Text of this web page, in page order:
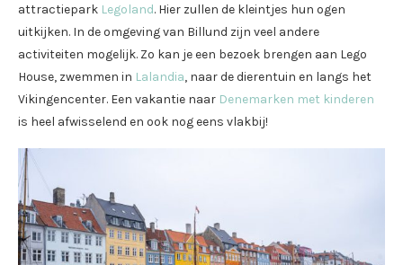
attractiepark Legoland. Hier zullen de kleintjes hun ogen
uitkijken. In de omgeving van Billund zijn veel andere
activiteiten mogelijk. Zo kan je een bezoek brengen aan Lego
House, zwemmen in Lalandia, naar de dierentuin en langs het
Vikingencenter. Een vakantie naar Denemarken met kinderen
is heel afwisselend en ook nog eens vlakbij!